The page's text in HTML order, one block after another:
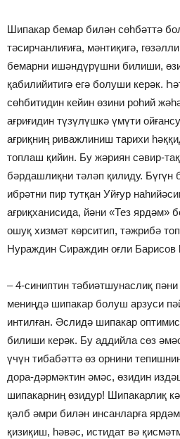
Шипакар бемар билән сөһбәттә
тәсирчанлиғиға, мәнтиқигә,
бемарни ишәндүрүшни билиши,
қабилийитигә егә болуши керәк.
сөһбитидин кейин өзини роһий
ағриғидин түзүлүшкә үмүти
ағриқниң риважлиниш тарихи
топлаш қийин. Бу жәриян сәвир-
бәрдашлиқни тәләп қилиду. Бүгүн
ибрәтни пир тутқан Уйғур
ағриқханисида, йәни «Тез
ошуқ хизмәт көрситип, тәжрибә
Нураждин Сираждин оғли Барисов
– 4-синиптин тәбиәтшунаслиқ
мениңдә шипакар болуш арзуси
интилған. Әслидә шипакар
билиши керәк. Бу аддийла сөз
үчүн тибабәттә өз орнини
дора-дәрмәктин әмәс, өзидин
шипакарниң өзидур! Шипакарлиқ
қәлб әмри билән инсанларға
қизиқиш, һәвәс, истидат вә